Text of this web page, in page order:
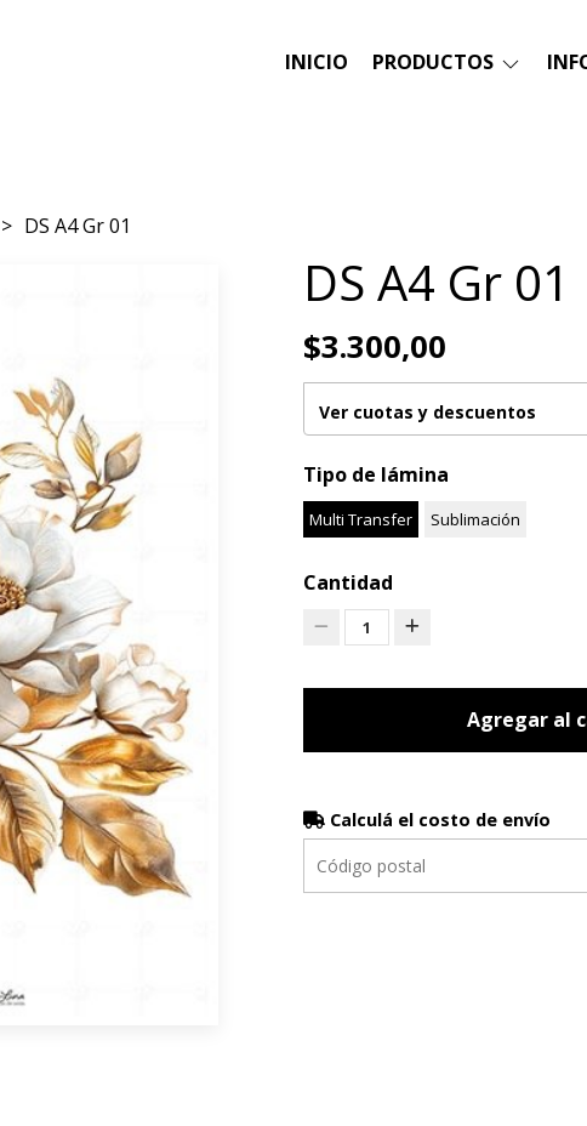
INICIO PRODUCTOS
DS A4 Gr 01
DS A4 Gr 01
$3.300,00
Ver cuotas y descuentos
Tipo de lámina
Multi Transfer Sublimación
Cantidad
1
Agregar al
Calculá el costo de envío